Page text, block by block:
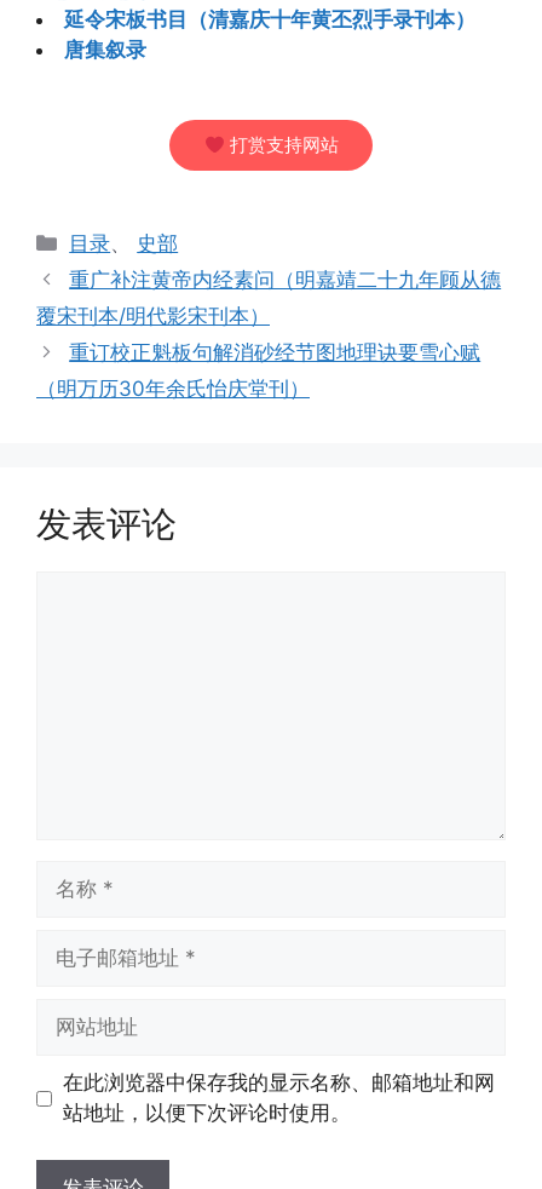
延令宋板书目（清嘉庆十年黄丕烈手录刊本）
唐集叙录
打赏支持网站
分
类
目录、 史部
重广补注黄帝内经素问（明嘉靖二十九年顾从德
覆宋刊本/明代影宋刊本）
重订校正魁板句解消砂经节图地理诀要雪心赋
（明万历30年余氏怡庆堂刊）
发表评论
址
址
在此浏览器中保存我的显示名称、邮箱地址和网
站地址，以便下次评论时使用。